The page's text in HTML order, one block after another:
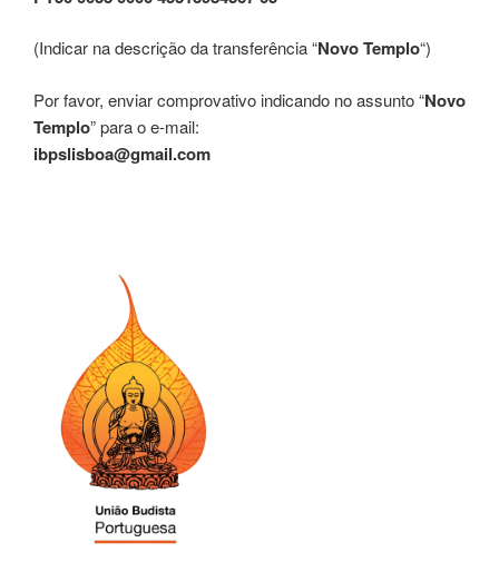
(Indicar na descrição da transferência “Novo Templo“)
Por favor, enviar comprovativo indicando no assunto “Novo
Templo” para o e-mail:
ibpslisboa@gmail.com